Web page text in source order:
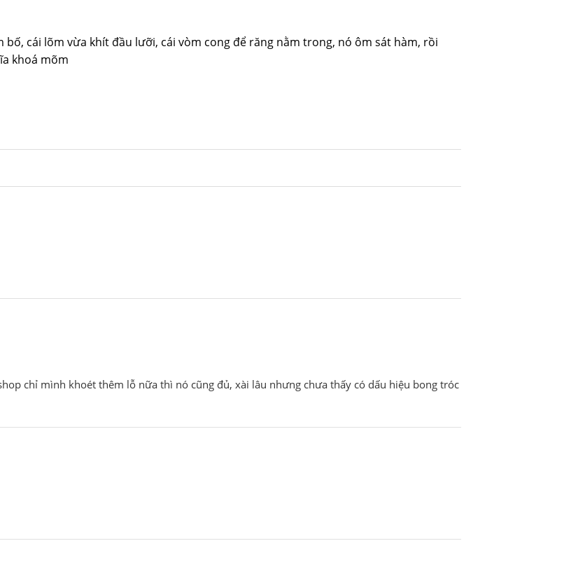
cái lõm vừa khít đầu lưỡi, cái vòm cong để răng nằm trong, nó ôm sát hàm, rồi
khoá mõm
chỉ mình khoét thêm lỗ nữa thì nó cũng đủ, xài lâu nhưng chưa thấy có dấu hiệu bong tróc